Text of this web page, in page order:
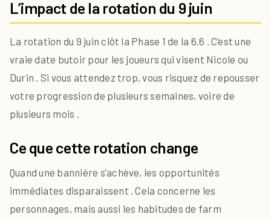
L’impact de la rotation du 9 juin
La rotation du 9 juin clôt la Phase 1 de la 6.6 . C’est une
vraie date butoir pour les joueurs qui visent Nicole ou
Durin . Si vous attendez trop, vous risquez de repousser
votre progression de plusieurs semaines, voire de
plusieurs mois .
Ce que cette rotation change
Quand une bannière s’achève, les opportunités
immédiates disparaissent . Cela concerne les
personnages, mais aussi les habitudes de farm